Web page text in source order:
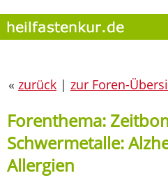
« zurück | zur Foren-
Forenthema:
Schwermetalle:
Allergien